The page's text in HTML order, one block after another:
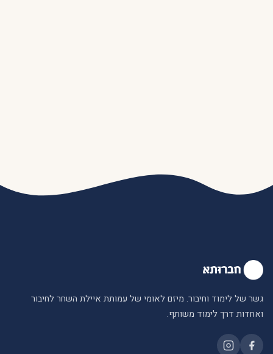
גשר של לימוד וחיבור. מיזם לאומי של עמותת איילת השחר לחיבור
ואחדות דרך לימוד משותף.